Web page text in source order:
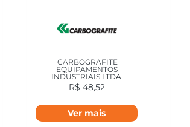
CARBOGRAFITE
EQUIPAMENTOS
INDUSTRIAIS LTDA
R$ 48,52
Ver mais